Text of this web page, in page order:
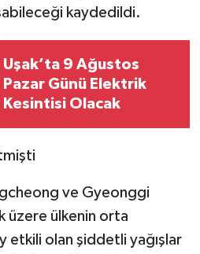
kaydedildi.
Uşak’ta 9 Ağustos
Pazar Günü Elektrik
Kesintisi Olacak
ve Gyeonggi
üzere ülkenin orta
etkili olan şiddetli yağışlar